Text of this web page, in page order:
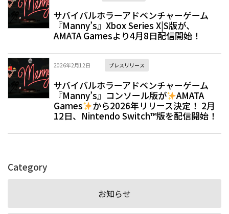
サバイバルホラーアドベンチャーゲーム
『Manny’s』Xbox Series X|S版が、
AMATA Gamesより4月8日配信開始！
2026年2月12日 プレスリリース
サバイバルホラーアドベンチャーゲーム
『Manny’s』コンソール版が
AMATA
Games
から2026年リリース決定！ 2月
12日、Nintendo Switch™版を配信開始！
Category
お知らせ